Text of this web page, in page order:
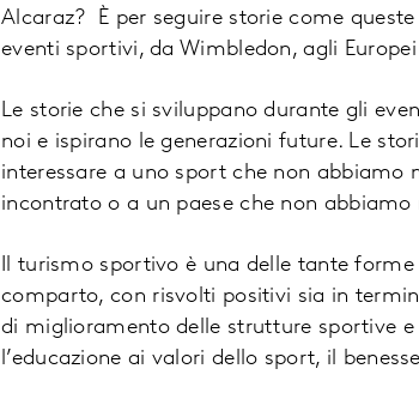
Alcaraz? È per seguire storie come
eventi sportivi, da Wimbledon, agli
Le storie che si sviluppano durante gli
noi e ispirano le generazioni future. Le
interessare a uno sport che non
incontrato o a un paese che non
Il turismo sportivo è una delle tante
comparto, con risvolti positivi sia in
di miglioramento delle strutture sportive e
l’educazione ai valori dello sport, il